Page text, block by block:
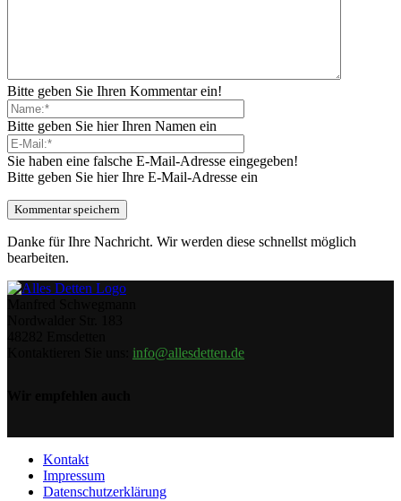
Bitte geben Sie Ihren Kommentar ein!
Bitte geben Sie hier Ihren Namen ein
Sie haben eine falsche E-Mail-Adresse eingegeben!
Bitte geben Sie hier Ihre E-Mail-Adresse ein
Danke für Ihre Nachricht. Wir werden diese schnellst möglich
bearbeiten.
info@allesdetten.de
Kontakt
Impressum
Datenschutzerklärung